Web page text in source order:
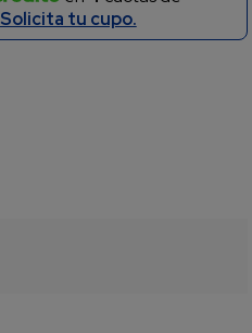
Solicita tu cupo.